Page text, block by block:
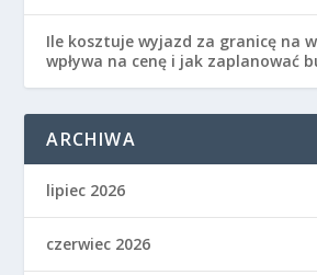
Ile kosztuje wyjazd za granicę na
wpływa na cenę i jak zaplanować
ARCHIWA
lipiec 2026
czerwiec 2026